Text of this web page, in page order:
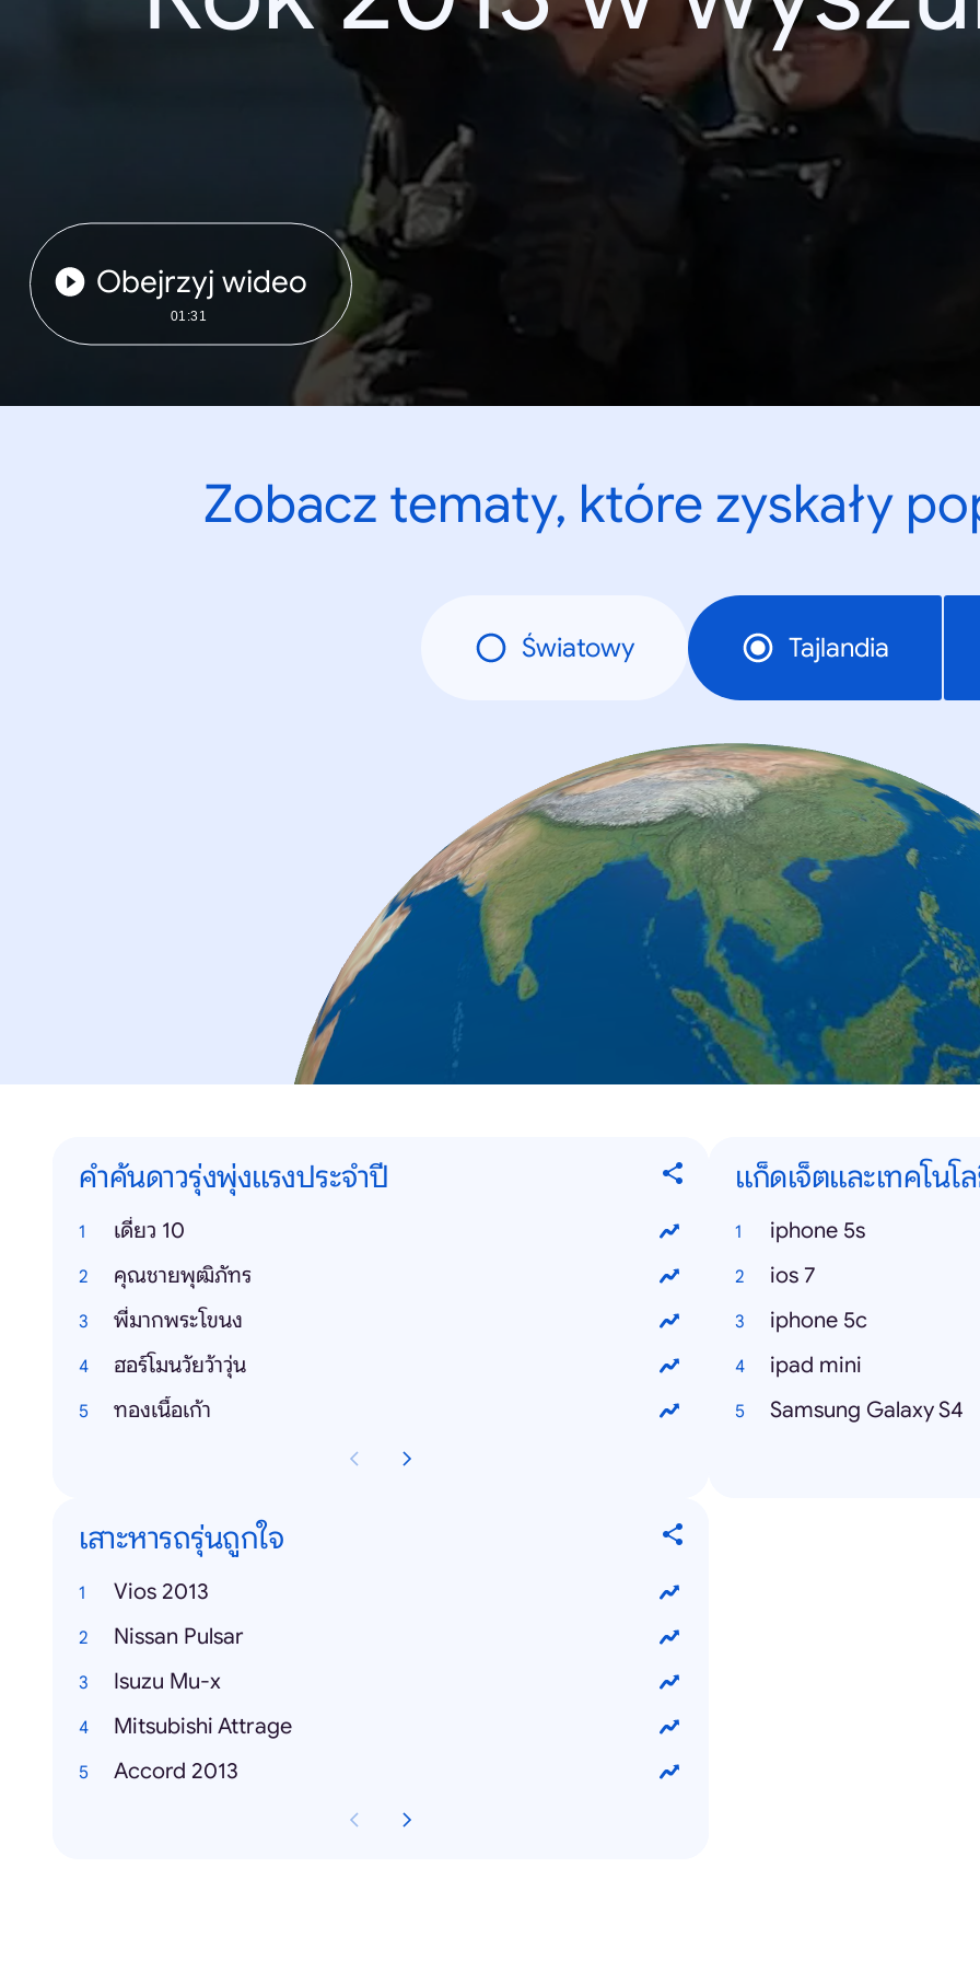
Obejrzyj wideo
01:31
Zobacz tematy, które zyskały
Światowy Tajlandia
คำค้นดาวรุ่งพุ่งแรงประจำปี
เดี่ยว 10
คุณชายพุฒิภัทร
พี่มากพระโขนง
ฮอร์โมนวัยว้าวุ่น
ทองเนื้อเก้า
แก็ดเจ็ตและเทคโนโ
iphone 5s
ios 7
iphone 5c
ipad mini
Samsung Galaxy S4
เสาะหารถรุ่นถูกใจ
Vios 2013
Nissan Pulsar
Isuzu Mu-x
Mitsubishi Attrage
Accord 2013